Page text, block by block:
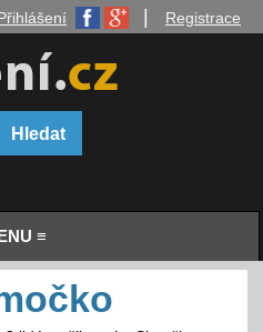
Registrace
≡